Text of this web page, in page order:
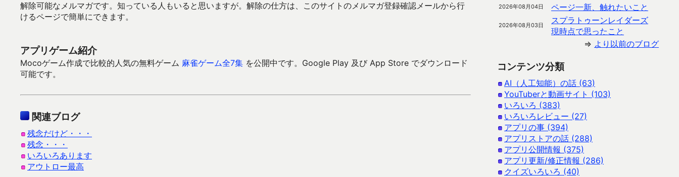
解除可能なメルマガです。知っている人もいると思いますが。解除の仕方は、このサイトのメルマガ登録確認メールから行
けるページで簡単にできます。
アプリゲーム紹介
Mocoゲーム作成で比較的人気の無料ゲーム 麻雀ゲーム全7集 を公開中です。Google Play 及び App Store でダウンロード
可能です。
関連ブログ
残念だけど・・・
残念・・・
いろいろあります
アウトロー最高
2026年08月04日 ページ一新、触れたいこと
2026年08月03日
スプラトゥーンレイダーズ
現時点で思ったこと
⇒ より以前のブログ
コンテンツ分類
AI（人工知能）の話 (63)
YouTuberと動画サイト (103)
いろいろ (383)
いろいろレビュー (27)
アプリの事 (394)
アプリストアの話 (288)
アプリ公開情報 (375)
アプリ更新/修正情報 (286)
クイズいろいろ (40)